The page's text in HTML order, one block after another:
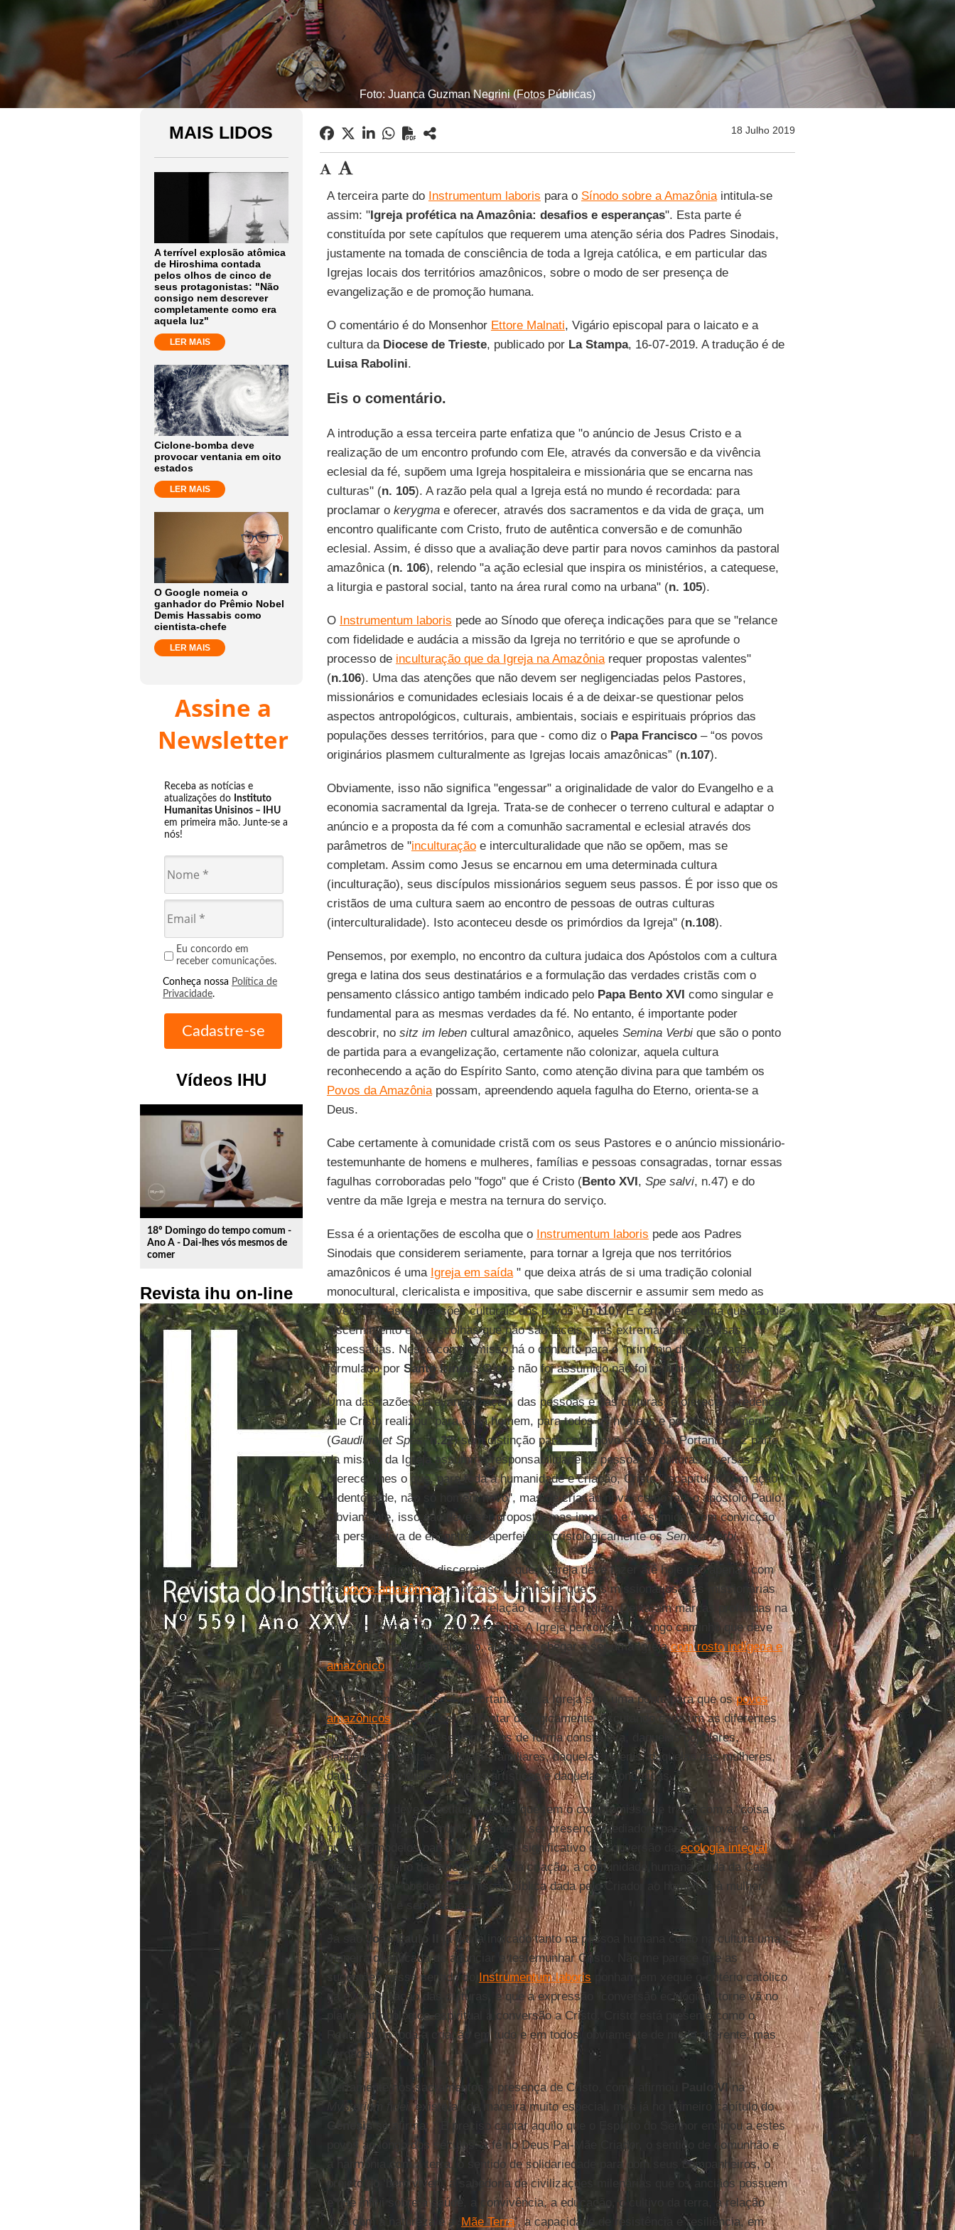
Foto: Juanca Guzman Negrini (Fotos Públicas)
MAIS LIDOS
A terrível explosão atômica
de Hiroshima contada
pelos olhos de cinco de
seus protagonistas: "Não
consigo nem descrever
completamente como era
aquela luz"
LER MAIS
Ciclone-bomba deve
provocar ventania em oito
estados
LER MAIS
O Google nomeia o
ganhador do Prêmio Nobel
Demis Hassabis como
cientista-chefe
LER MAIS
Assine a
Newsletter
Receba as notícias e
atualizações do Instituto
Humanitas Unisinos – IHU
em primeira mão. Junte-se a
nós!
Eu concordo em
receber comunicações.
Conheça nossa Política de
Privacidade.
Vídeos IHU
play_circle_outline
18º Domingo do tempo comum -
Ano A - Dai-lhes vós mesmos de
comer
Revista ihu on-line
18 Julho 2019
A terceira parte do Instrumentum laboris para o Sínodo sobre a Amazôniaintitula-se
assim: "Igreja profética na Amazônia: desafios e esperanças". Esta parte é
constituída por sete capítulos que requerem uma atenção séria dos Padres Sinodais,
justamente na tomada de consciência de toda a Igreja católica, e em particular das
Igrejas locais dos territórios amazônicos, sobre o modo de ser presença de
evangelização e de promoção humana.
O comentário é do Monsenhor Ettore Malnati, Vigário episcopal para o laicato e a
cultura da Diocese de Trieste, publicado por La Stampa, 16-07-2019. A tradução é de
Luisa Rabolini.
Eis o comentário.
A introdução a essa terceira parte enfatiza que "o anúncio de Jesus Cristo e a
realização de um encontro profundo com Ele, através da conversão e da vivência
eclesial da fé, supõem uma Igreja hospitaleira e missionária que se encarna nas
culturas" (n. 105). A razão pela qual a Igreja está no mundo é recordada: para
proclamar o kerygmae oferecer, através dos sacramentos e da vida de graça, um
encontro qualificante com Cristo, fruto de autêntica conversão e de comunhão
eclesial. Assim, é disso que a avaliação deve partir para novos caminhos da pastoral
amazônica (n. 106), relendo "a ação eclesial que inspira os ministérios, a catequese,
a liturgia e pastoral social, tanto na área rural como na urbana" (n. 105).
O Instrumentum laboris pede ao Sínodo que ofereça indicações para que se "relance
com fidelidade e audácia a missão da Igreja no território e que se aprofunde o
processo de inculturação que da Igreja na Amazôniarequer propostas valentes"
(n.106). Uma das atenções que não devem ser negligenciadas pelos Pastores,
missionários e comunidades eclesiais locais é a de deixar-se questionar pelos
aspectos antropológicos, culturais, ambientais, sociais e espirituais próprios das
populações desses territórios, para que - como diz o Papa Francisco– “os povos
originários plasmem culturalmente as Igrejas locais amazônicas” (n.107).
Obviamente, isso não significa "engessar" a originalidade de valor do Evangelho e a
economia sacramental da Igreja. Trata-se de conhecer o terreno cultural e adaptar o
anúncio e a proposta da fé com a comunhão sacramental e eclesial através dos
parâmetros de "inculturaçãoe interculturalidade que não se opõem, mas se
completam. Assim como Jesus se encarnou em uma determinada cultura
(inculturação), seus discípulos missionários seguem seus passos. É por isso que os
cristãos de uma cultura saem ao encontro de pessoas de outras culturas
(interculturalidade). Isto aconteceu desde os primórdios da Igreja" (n.108).
Pensemos, por exemplo, no encontro da cultura judaica dos Apóstolos com a cultura
grega e latina dos seus destinatários e a formulação das verdades cristãs com o
pensamento clássico antigo também indicado pelo Papa Bento XVI como singular e
fundamental para as mesmas verdades da fé. No entanto, é importante poder
descobrir, no sitz im lebencultural amazônico, aqueles Semina Verbique são o ponto
de partida para a evangelização, certamente não colonizar, aquela cultura
reconhecendo a ação do Espírito Santo, como atenção divina para que também os
Povos da Amazôniapossam, apreendendo aquela fagulha do Eterno, orienta-se a
Deus.
Cabe certamente à comunidade cristã com os seus Pastores e o anúncio missionário-
testemunhante de homens e mulheres, famílias e pessoas consagradas, tornar essas
fagulhas corroboradas pelo "fogo" que é Cristo (Bento XVI, Spe salvi, n.47) e do
ventre da mãe Igreja e mestra na ternura do serviço.
Essa é a orientações de escolha que o Instrumentum laboris pede aos Padres
Sinodais que considerem seriamente, para tornar a Igreja que nos territórios
amazônicos é uma Igreja em saída" que deixa atrás de si uma tradição colonial
monocultural, clericalista e impositiva, que sabe discernir e assumir sem medo as
diversificadas expressões culturais dos povos" (n.110). É certamente uma questão de
discernimento e de escolhas que não são fáceis, mas extremamente precisas e
necessárias. Nesse compromisso há o conforto para o "princípio da encarnação
formulado por Santo Irineu: ‘O que não foi assumido não foi redimido’" (n.113).
Uma das razões da evangelização, das pessoas e das culturas, é oferecer a redenção
que Cristo realizou "para cada homem, para todos os homens e por todo o homem"
(Gaudium et Spes ,n.22) sem distinção para cada povo e pessoa. Portanto, faz parte
da missão da Igreja assumir a responsabilidade de pessoas e culturas diversas e
oferecer-lhes o que, para toda a humanidade e criação, Cristo "recapitulou com ação
redentora de, não só homem novo", mas de criação nova, como fala o apóstolo Paulo.
Obviamente, isso não deve ser proposto, mas imposto e "assumido" com convicção
na perspectiva de encontrar e aperfeiçoar cristologicamente osSemina Verbi.
Esse é o obrigatório discernimento que a Igreja deve fazer até hoje não apenas com
ospovos amazônicos. É preciso reconhecer que "os missionários e as missionárias
têm uma história de profunda relação com esta região. Deixaram marcas profundas na
alma do povo católico daAmazônia. A Igreja percorreu um longo caminho que deve
ser aprofundado e atualizado, até poder chegar a ser uma Igrejacom rosto indígena e
amazônico" (n.116
Para implementar isso é importante que a Igreja seja uma ponte para que ospovos
amazônicospossam se confrontar dialogicamente, escutando cada um as diferentes
riquezas culturais de seus mundos de forma construtiva, daquelas populares,
daquelas ambientais, daquelas familiares, daquelas juvenis, daquelas das mulheres,
daquelas espirituais, daquelas artísticas e daquelas econômicas.
A Igreja não deve substituir aqueles que tem o compromisso de tratar com a "coisa
pública" e o "bem comum", mas deve ser presença mediadora para promover e
proteger modelos para um processo significativo de conversão daecologia integral
onde, no critério da teologia cristã da criação, a comunidade humana cuida da Casa
Comum para "obedecer" à missão bíblica dada pelo Criador ao homem e à mulher,
Sua imagem e semelhança.
João Paulo II
já havia indicado tanto na pessoa humana como na cultura uma
maneira qualificada de anunciar e testemunhar Cristo. Não me parece que as
sugestões nesse sentido do Instrumentum laboris ponham em xeque o critério católico
da evangelização das culturas, e que a expressão "conversão ecológica" torne vã no
plano antropológico-espiritual a conversão a Cristo. Cristo está presente como o
Redentor de toda a criação em tudo e em todos, obviamente de modo diferente, mas
verdadeiro.
Certamente nos sacramentos a presença de Cristo, como afirmou Paulo VIna
Mysterium fidei
, existe ali de maneira muito especial, mas já no primeiro capítulo do
Gênesis se afirma: " É preciso captar aquilo que o Espírito do Senhor ensinou a estes
povos ao longo dos séculos: a fé no Deus Pai-Mãe Criador, o sentido de comunhão e
a harmonia com a terra, o sentido de solidariedade para com seus companheiros, o
projeto do ‘bem viver’, a sabedoria de civilizações milenárias que os anciãos possuem
e que influi sobre a saúde, a convivência, a educação, o cultivo da terra, a relação
viva com a natureza e a ‘ Mãe Terra’, a capacidade de resistência e resiliência, em